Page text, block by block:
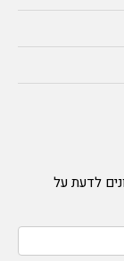
לדעת על